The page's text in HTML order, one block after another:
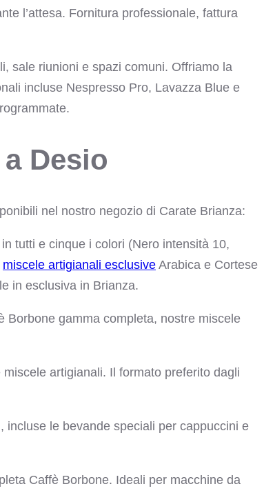
l’attesa. Fornitura professionale, fattura
sale riunioni e spazi comuni. Offriamo la
incluse Nespresso Pro, Lavazza Blue e
Desio
nel nostro negozio di Carate Brianza:
in tutti e cinque i colori (Nero intensità 10,
miscele artigianali esclusive Arabica e Cortese
in esclusiva in Brianza.
Borbone gamma completa, nostre miscele
artigianali. Il formato preferito dagli
le bevande speciali per cappuccini e
Caffè Borbone. Ideali per macchine da